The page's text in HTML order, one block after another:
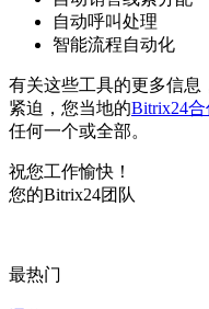
自动呼叫处理
智能流程自动化
有关这些工具的更多信息
紧迫，您当地的Bitrix24
任何一个或全部。
祝您工作愉快！
您的Bitrix24团队
最热门